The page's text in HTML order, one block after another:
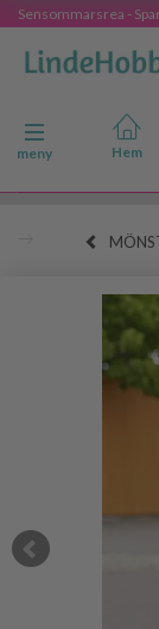
Sensommarsrea -
Ändra navigering
meny